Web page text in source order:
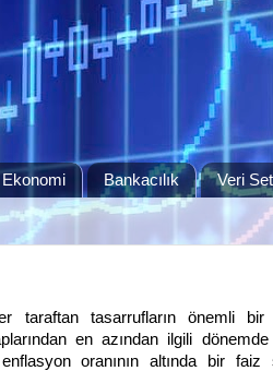
Ekonomi Bankacılık Veri
taraftan tasarrufların önemli
en azından ilgili
oranının altında bir